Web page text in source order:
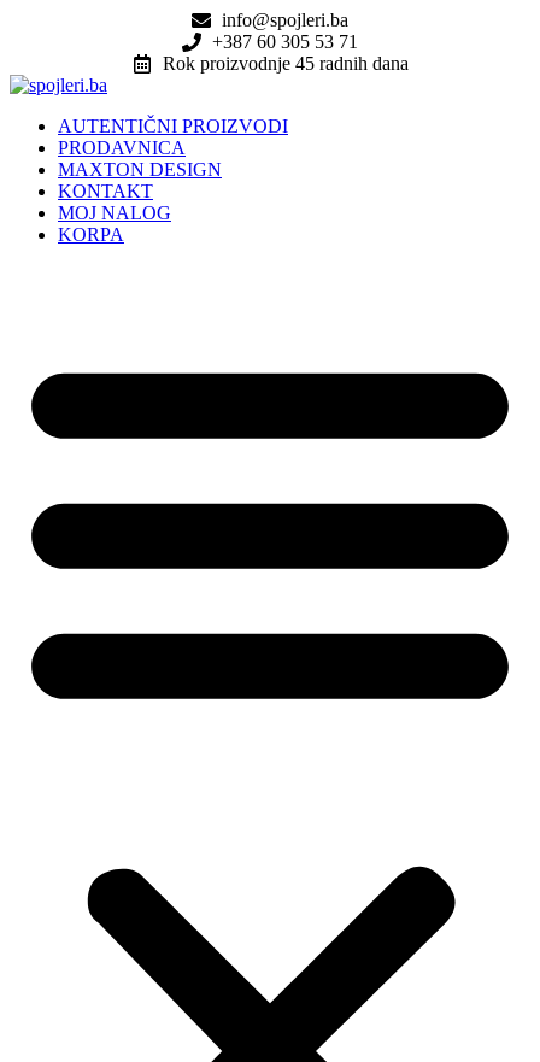
info@spojleri.ba
+387 60 305 53 71
Rok proizvodnje 45 radnih dana
AUTENTIČNI PROIZVODI
PRODAVNICA
MAXTON DESIGN
KONTAKT
MOJ NALOG
KORPA